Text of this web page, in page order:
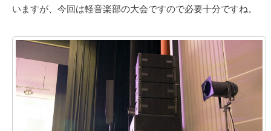
いますが、今回は軽音楽部の大会ですので必要十分ですね。